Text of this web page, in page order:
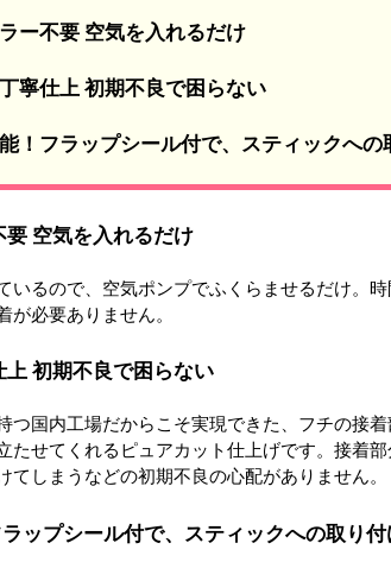
ー不要 空気を入れるだけ
寧仕上 初期不良で困らない
！フラップシール付で、スティックへ
空気を入れるだけ
いるので、空気ポンプでふくらませるだけ。
が必要ありません。
初期不良で困らない
つ国内工場だからこそ実現できた、フチの接
たせてくれるピュアカット仕上げです。接着
てしまうなどの初期不良の心配がありません。
ップシール付で、スティックへの取り